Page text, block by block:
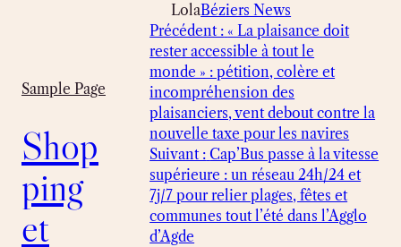
Sample Page
Shop
ping
et
LolaBéziers News
Précédent : « La plaisance doit
rester accessible à tout le
monde » : pétition, colère et
incompréhension des
plaisanciers, vent debout contre la
nouvelle taxe pour les navires
Suivant : Cap’Bus passe à la vitesse
supérieure : un réseau 24h/24 et
7j/7 pour relier plages, fêtes et
communes tout l’été dans l’Agglo
d’Agde